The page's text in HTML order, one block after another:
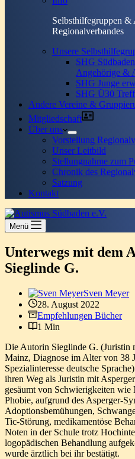
Selbsthilfegruppen &
Regionalverbandes
Unsere
SHG
Angehörige &
SHG Junge
SHG Ü30
Andere Vereine &
Mitgliedschaft
Über uns
Vorstellung
Unser Leitbild
Stellungnahme zum
Chronik des
Satzung
Kontakt
Menü
Unterwegs mit dem
Sieglinde G.
Sven Meyer
28. August 2022
Empfehlungen Bücher
1 Min
Die Autorin Sieglinde G. (Juristin
Mainz, Diagnose im Alter von 38
Spezialinteresse deutsche
ihren Weg als Juristin mit
gesäumt von Schwierigkeiten wie
Phobie, aufgrund des Asperger-
Adoptionsbemühungen,
Tic-Störung, medikamentöse
Noten in der Schule trotz
logopädischen Behandlung
wurde ärztlich bei ihr bestätigt.